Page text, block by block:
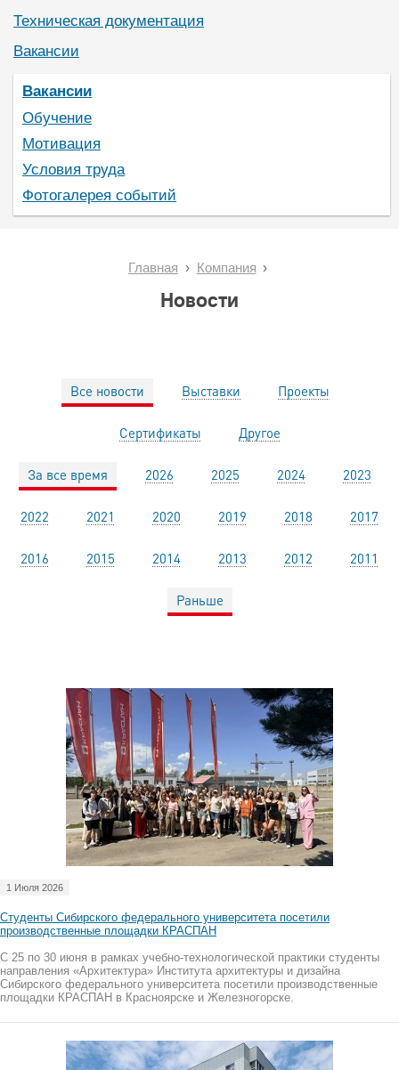
Техническая документация
Вакансии
Вакансии
Обучение
Мотивация
Условия труда
Фотогалерея событий
Главная Компания
Новости
Все новости Выставки Проекты
Сертификаты Другое
За все время 2026 2025 2024 2023
2022 2021 2020 2019 2018 2017
2016 2015 2014 2013 2012 2011
Раньше
1 Июля 2026
Студенты Сибирского федерального университета посетили
производственные площадки КРАСПАН
С 25 по 30 июня в рамках учебно-технологической практики студенты
направления «Архитектура» Института архитектуры и дизайна
Сибирского федерального университета посетили производственные
площадки КРАСПАН в Красноярске и Железногорске.